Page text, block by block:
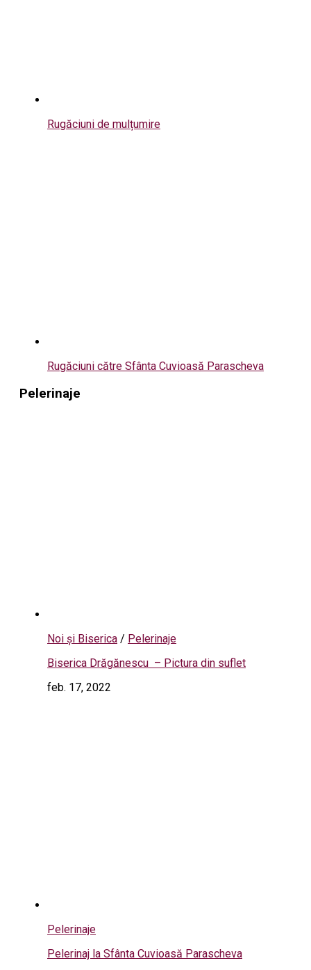
Rugăciuni de mulțumire
Rugăciuni către Sfânta Cuvioasă Parascheva
Pelerinaje
Noi și Biserica / Pelerinaje
Biserica Drăgănescu – Pictura din suflet
feb. 17, 2022
Pelerinaje
Pelerinaj la Sfânta Cuvioasă Parascheva